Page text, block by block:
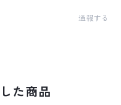
通報する
た商品